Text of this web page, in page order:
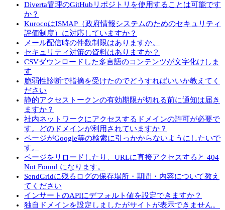
Diverta管理のGitHubリポジトリを使用することは可能です
か？
KurocoはISMAP（政府情報システムのためのセキュリティ
評価制度）に対応していますか？
メール配信時の件数制限はありますか。
セキュリティ対策の資料はありますか？
CSVダウンロードした多言語のコンテンツが文字化けしま
す
脆弱性診断で指摘を受けたのでどうすればいいか教えてく
ださい
静的アクセストークンの有効期限が切れる前に通知は届き
ますか？
社内ネットワークにアクセスするドメインの許可が必要で
す。どのドメインが利用されていますか？
ページがGoogle等の検索に引っかからないようにしたいで
す。
ページをリロードしたり、URLに直接アクセスすると 404
Not Found になります。
SendGridに残るログの保存場所・期間・内容について教え
てください
インサートのAPIにデフォルト値を設定できますか？
独自ドメインを設定しましたがサイトが表示できません。